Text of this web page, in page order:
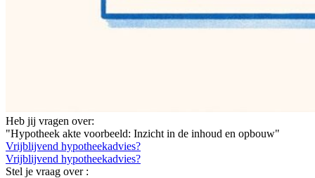
Heb jij vragen over:
"Hypotheek akte voorbeeld: Inzicht in de inhoud en opbouw"
Vrijblijvend hypotheekadvies?
Vrijblijvend hypotheekadvies?
Stel je vraag over :